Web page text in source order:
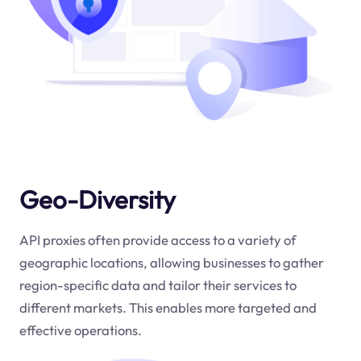
Geo-Diversity
API proxies often provide access to a variety of
geographic locations, allowing businesses to gather
region-specific data and tailor their services to
different markets. This enables more targeted and
effective operations.